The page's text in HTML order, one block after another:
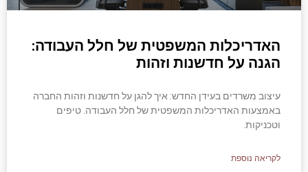
האדריכלות המשפטית של חלל העבודה:
הגנה על חדשנות וזהות
עיצוב משרדים בעידן החדש: איך להגן על חדשנות וזהות החברה
באמצעות האדריכלות המשפטית של חלל העבודה. טיפים
וטכניקות.
לקריאה נוספת